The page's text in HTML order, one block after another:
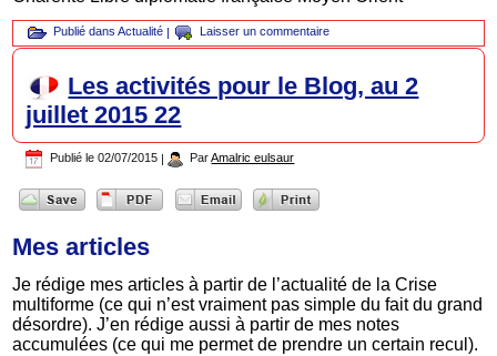
Publié dans Actualité | Laisser un commentaire
Les activités pour le Blog, au 2
juillet 2015 22
Publié le 02/07/2015 | Par Amalric eulsaur
Mes articles
Je rédige mes articles à partir de l’actualité de la Crise
multiforme (ce qui n’est vraiment pas simple du fait du grand
désordre). J’en rédige aussi à partir de mes notes
accumulées (ce qui me permet de prendre un certain recul).